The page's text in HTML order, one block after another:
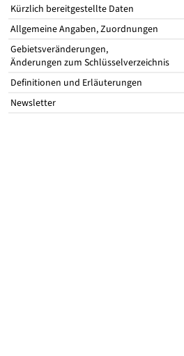
Kürzlich bereitgestellte Daten
Allgemeine Angaben, Zuordnungen
Gebietsveränderungen,
Änderungen zum Schlüsselverzeichnis
Definitionen und Erläuterungen
Newsletter